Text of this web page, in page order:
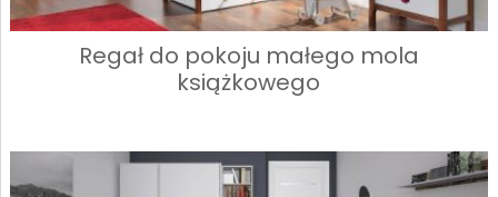
Regał do pokoju małego mola
książkowego